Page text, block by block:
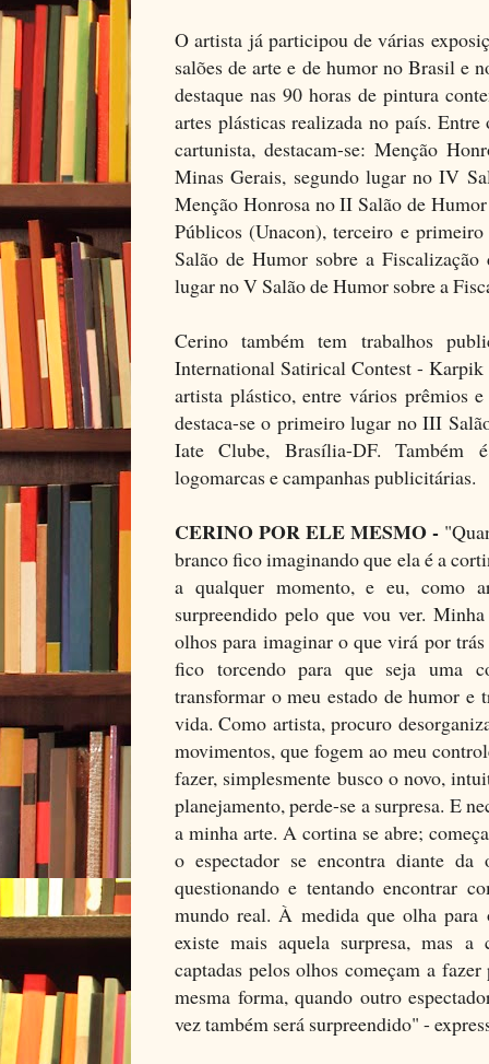
O artista já participou de várias
salões de arte e de humor no Brasil e
destaque nas 90 horas de pintura
artes plásticas realizada no país.
cartunista, destacam-se: Menção
Minas Gerais, segundo lugar no IV
Menção Honrosa no II Salão de
Públicos (Unacon), terceiro e
Salão de Humor sobre a
lugar no V Salão de Humor sobre a
Cerino também tem trabalhos
International Satirical Contest -
artista plástico, entre vários prêmios
destaca-se o primeiro lugar no III
Iate Clube, Brasília-DF. Também
logomarcas e campanhas publicitárias.
CERINO POR ELE MESMO -
branco fico imaginando que ela é a
a qualquer momento, e eu, como
surpreendido pelo que vou ver.
olhos para imaginar o que virá por
fico torcendo para que seja uma
transformar o meu estado de humor e
vida. Como artista, procuro
movimentos, que fogem ao meu
fazer, simplesmente busco o novo,
planejamento, perde-se a surpresa. E
a minha arte. A cortina se abre;
o espectador se encontra diante
questionando e tentando encontrar
mundo real. À medida que olha
existe mais aquela surpresa, mas a
captadas pelos olhos começam a
mesma forma, quando outro
vez também será surpreendido" -